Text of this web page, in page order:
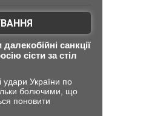
санкції
сісти за стіл
удари України по
болючими, що
поновити